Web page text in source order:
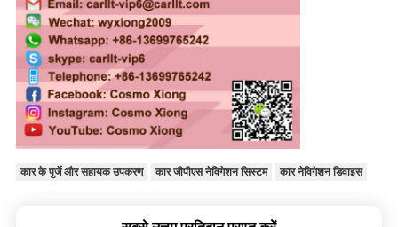
कार के पुर्जे और सहायक उपकरण कार जीपीएस नेविगेशन सिस्टम कार नेविगेशन डिवाइस